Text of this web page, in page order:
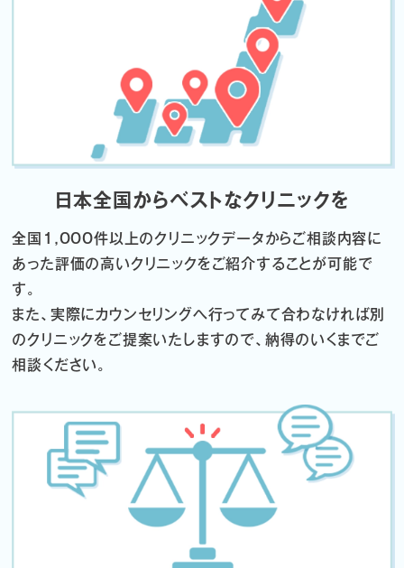
日本全国からベストなクリニックを
全国1,000件以上のクリニックデータからご相談内容に
あった評価の高いクリニックをご紹介することが可能で
す。
また、実際にカウンセリングへ行ってみて合わなければ別
のクリニックをご提案いたしますので、納得のいくまでご
相談ください。